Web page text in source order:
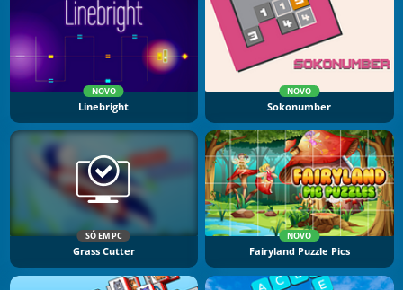
NOVO
Linebright
NOVO
Sokonumber
SÓ EM PC
Grass Cutter
NOVO
Fairyland Puzzle Pics